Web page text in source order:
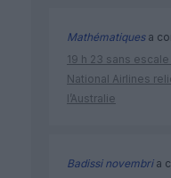
Mathématiquesa
19 h 23 sans
National Airlines
l’Australie
Badissi novembria